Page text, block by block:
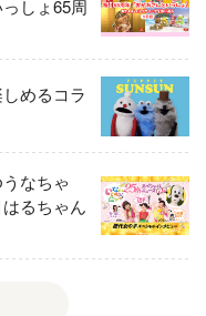
しょ65周
めるコラ
なちゃ
るちゃん